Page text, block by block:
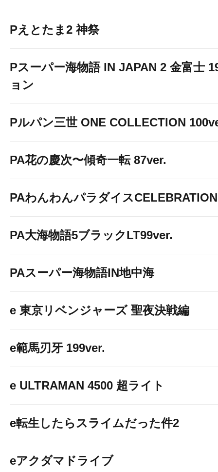
Pえとたま2 神祭
Pスーパー海物語 IN JAPAN 2 金富士
ョン
Pルパン三世 ONE COLLECTION
PA花の慶次〜傾奇一転 87ver.
PAわんわんパラダイスCELEBRATION
PA大海物語5ブラックLT99ver.
PAスーパー海物語IN地中海
e 東京リベンジャーズ 聖夜決戦編
e範馬刃牙 199ver.
e ULTRAMAN 4500 超ライト
e転生したらスライムだった件2
eアクダマドライブ